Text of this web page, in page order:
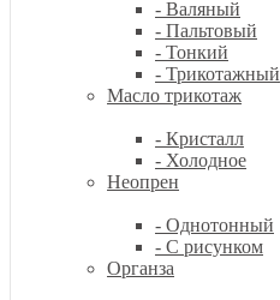
- Валяный
- Пальтовый
- Тонкий
- Трикотажный
Масло трикотаж
- Кристалл
- Холодное
Неопрен
- Однотонный
- С рисунком
Органза